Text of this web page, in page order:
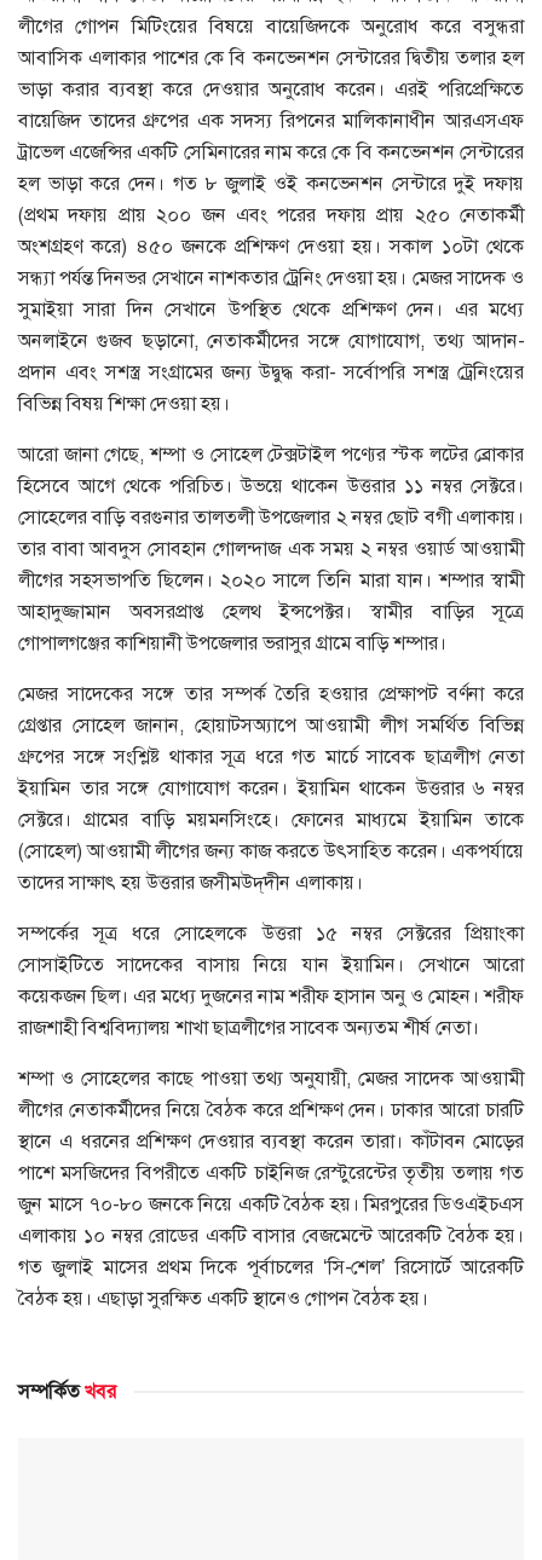
লীগের গোপন মিটিংয়ের বিষয়ে বায়েজিদকে অনুরোধ করে বসুন্ধরা
আবাসিক এলাকার পাশের কে বি কনভেনশন সেন্টারের দ্বিতীয় তলার হল
ভাড়া করার ব্যবস্থা করে দেওয়ার অনুরোধ করেন। এরই পরিপ্রেক্ষিতে
বায়েজিদ তাদের গ্রুপের এক সদস্য রিপনের মালিকানাধীন আরএসএফ
ট্রাভেল এজেন্সির একটি সেমিনারের নাম করে কে বি কনভেনশন সেন্টারের
হল ভাড়া করে দেন। গত ৮ জুলাই ওই কনভেনশন সেন্টারে দুই দফায়
(প্রথম দফায় প্রায় ২০০ জন এবং পরের দফায় প্রায় ২৫০ নেতাকর্মী
অংশগ্রহণ করে) ৪৫০ জনকে প্রশিক্ষণ দেওয়া হয়। সকাল ১০টা থেকে
সন্ধ্যা পর্যন্ত দিনভর সেখানে নাশকতার ট্রেনিং দেওয়া হয়। মেজর সাদেক ও
সুমাইয়া সারা দিন সেখানে উপস্থিত থেকে প্রশিক্ষণ দেন। এর মধ্যে
অনলাইনে গুজব ছড়ানো, নেতাকর্মীদের সঙ্গে যোগাযোগ, তথ্য আদান-
প্রদান এবং সশস্ত্র সংগ্রামের জন্য উদ্বুদ্ধ করা- সর্বোপরি সশস্ত্র ট্রেনিংয়ের
বিভিন্ন বিষয় শিক্ষা দেওয়া হয়।
আরো জানা গেছে, শম্পা ও সোহেল টেক্সটাইল পণ্যের স্টক লটের ব্রোকার
হিসেবে আগে থেকে পরিচিত। উভয়ে থাকেন উত্তরার ১১ নম্বর সেক্টরে।
সোহেলের বাড়ি বরগুনার তালতলী উপজেলার ২ নম্বর ছোট বগী এলাকায়।
তার বাবা আবদুস সোবহান গোলন্দাজ এক সময় ২ নম্বর ওয়ার্ড আওয়ামী
লীগের সহসভাপতি ছিলেন। ২০২০ সালে তিনি মারা যান। শম্পার স্বামী
আহাদুজ্জামান অবসরপ্রাপ্ত হেলথ ইন্সপেক্টর। স্বামীর বাড়ির সূত্রে
গোপালগঞ্জের কাশিয়ানী উপজেলার ভরাসুর গ্রামে বাড়ি শম্পার।
মেজর সাদেকের সঙ্গে তার সম্পর্ক তৈরি হওয়ার প্রেক্ষাপট বর্ণনা করে
গ্রেপ্তার সোহেল জানান, হোয়াটসঅ্যাপে আওয়ামী লীগ সমর্থিত বিভিন্ন
গ্রুপের সঙ্গে সংশ্লিষ্ট থাকার সূত্র ধরে গত মার্চে সাবেক ছাত্রলীগ নেতা
ইয়ামিন তার সঙ্গে যোগাযোগ করেন। ইয়ামিন থাকেন উত্তরার ৬ নম্বর
সেক্টরে। গ্রামের বাড়ি ময়মনসিংহে। ফোনের মাধ্যমে ইয়ামিন তাকে
(সোহেল) আওয়ামী লীগের জন্য কাজ করতে উৎসাহিত করেন। একপর্যায়ে
তাদের সাক্ষাৎ হয় উত্তরার জসীমউদ্‌দীন এলাকায়।
সম্পর্কের সূত্র ধরে সোহেলকে উত্তরা ১৫ নম্বর সেক্টরের প্রিয়াংকা
সোসাইটিতে সাদেকের বাসায় নিয়ে যান ইয়ামিন। সেখানে আরো
কয়েকজন ছিল। এর মধ্যে দুজনের নাম শরীফ হাসান অনু ও মোহন। শরীফ
রাজশাহী বিশ্ববিদ্যালয় শাখা ছাত্রলীগের সাবেক অন্যতম শীর্ষ নেতা।
শম্পা ও সোহেলের কাছে পাওয়া তথ্য অনুযায়ী, মেজর সাদেক আওয়ামী
লীগের নেতাকর্মীদের নিয়ে বৈঠক করে প্রশিক্ষণ দেন। ঢাকার আরো চারটি
স্থানে এ ধরনের প্রশিক্ষণ দেওয়ার ব্যবস্থা করেন তারা। কাঁটাবন মোড়ের
পাশে মসজিদের বিপরীতে একটি চাইনিজ রেস্টুরেন্টের তৃতীয় তলায় গত
জুন মাসে ৭০-৮০ জনকে নিয়ে একটি বৈঠক হয়। মিরপুরের ডিওএইচএস
এলাকায় ১০ নম্বর রোডের একটি বাসার বেজমেন্টে আরেকটি বৈঠক হয়।
গত জুলাই মাসের প্রথম দিকে পূর্বাচলের ‘সি-শেল’ রিসোর্টে আরেকটি
বৈঠক হয়। এছাড়া সুরক্ষিত একটি স্থানেও গোপন বৈঠক হয়।
সম্পর্কিতখবর